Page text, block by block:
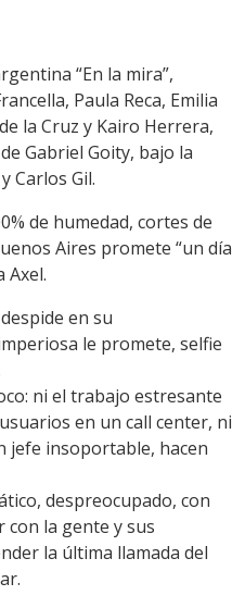
“En la mira”,
Paula Reca, Emilia
la Cruz y Kairo Herrera,
Gabriel Goity, bajo la
Carlos Gil.
de humedad, cortes de
Aires promete “un día
Axel.
en su
le promete, selfie
ni el trabajo estresante
en un call center, ni
jefe insoportable, hacen
despreocupado, con
la gente y sus
la última llamada del